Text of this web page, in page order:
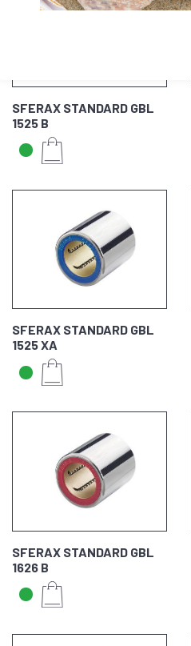
SFERAX STANDARD GBL
1525 B
SFERAX STANDARD GBL
1525 XA
SFERAX STANDARD GBL
1626 B